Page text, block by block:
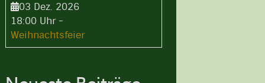
03 Dez. 2026
18:00 Uhr-
Weihnachtsfeier